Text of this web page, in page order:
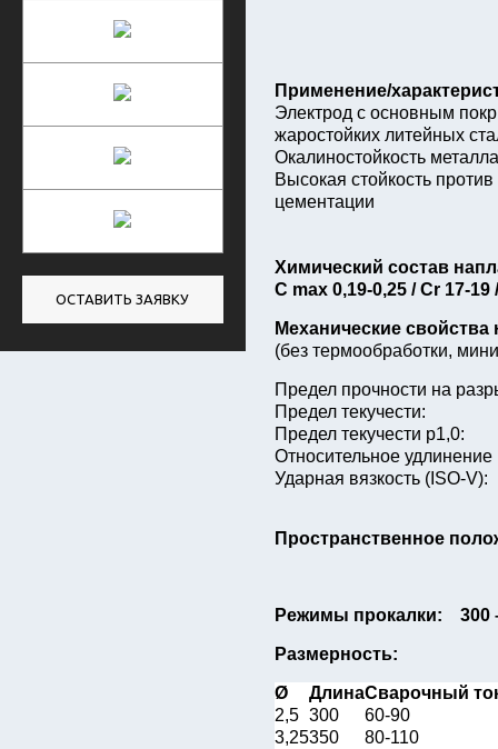
Применение/
Электрод с основным
жаростойких литейных
Окалиностойкость
Высокая стойкость против
цементации
Химический состав
C max 0,19-0,25 / Cr 17-19
Механические
(без термообработки,
Предел прочности на
Предел текучести:
Предел текучести р1,0:
Относительное удлинение
Ударная вязкость (ISO-V):
Пространственное
Режимы прокалки: 300
Размерность:
Ø ДлинаСварочный
2,5 300
60-90
3,25350
80-110
ОСТАВИТЬ ЗАЯВКУ